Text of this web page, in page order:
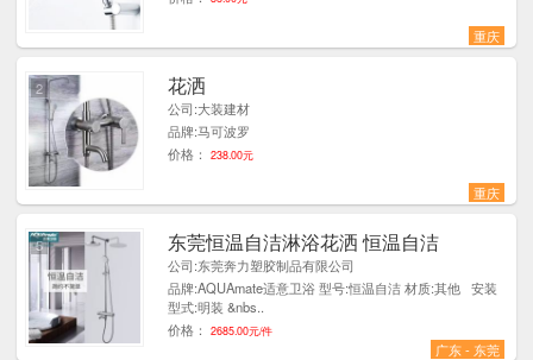
重庆
花洒
公司:大装建材
品牌:马可波罗
价格：
238.00元
重庆
2
东莞恒温自洁淋浴花洒 恒温自洁
公司:东莞奔力塑胶制品有限公司
品牌:AQUAmate适意卫浴 型号:恒温自洁 材质:其他 安装
型式:明装 &nbs..
价格：
2685.00元/件
广东 - 东莞
5